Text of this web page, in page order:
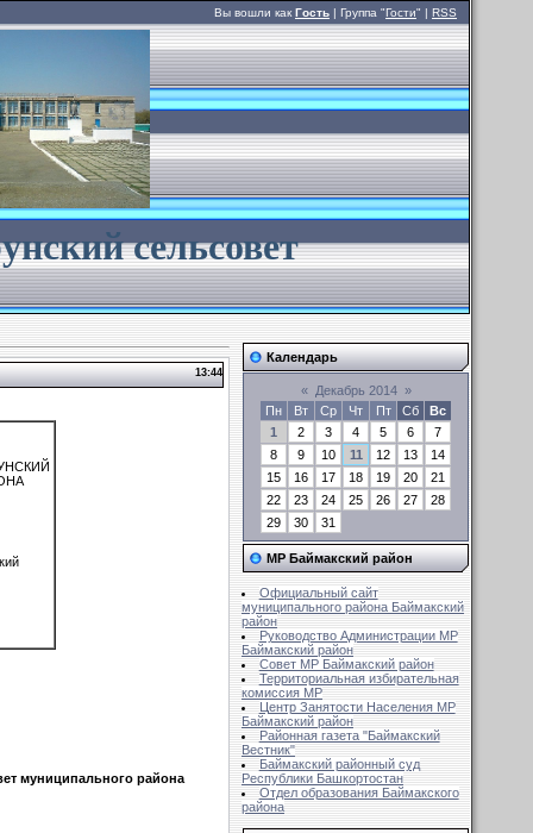
Вы вошли как Гость | Группа "Гости" | RSS
сельсовет
13:44
муниципального района
Календарь
« Декабрь 2014 »
Пн
Вт Ср Чт Пт Сб
Вс
1
2 3 4 5 6
7
8
9 10 11 12 13
14
15
16 17 18 19 20
21
22
23 24 25 26 27
28
29
30 31
МР Баймакский район
Официальный сайт
муниципального района Баймакский
район
Руководство Администрации МР
Баймакский район
Совет MР Баймакский район
Территориальная избирательная
комиссия MР
Центр Занятости Населения МР
Баймакский район
Районная газета "Баймакский
Вестник"
Баймакский районный суд
Республики Башкортостан
Отдел образования Баймакского
района